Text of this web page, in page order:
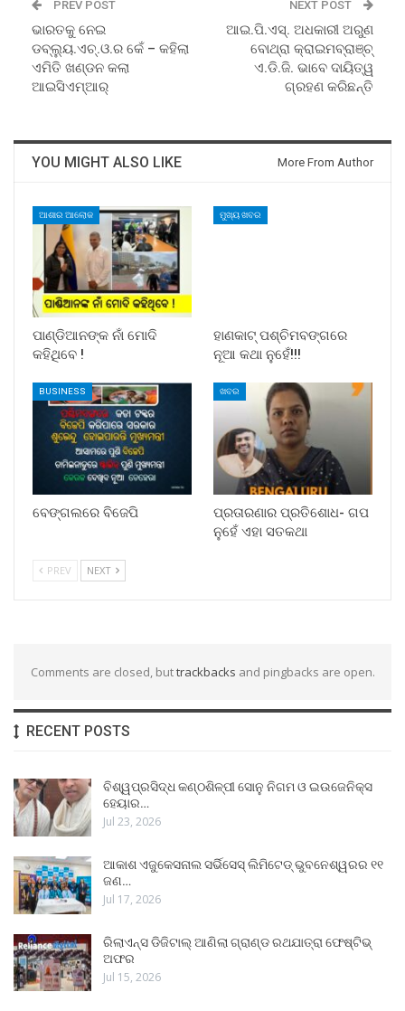
PREV POST
ଭାରତକୁ ନେଇ
ଡବ୍ଲ୍ୟୁ.ଏଚ୍‍.ଓ.ର କେଁ – କହିଲା
ଏମିତି ଖଣ୍ଡନ କଲା
ଆଇସିଏମ୍‌ଆର୍‌
NEXT POST
ଆଇ.ପି.ଏସ୍‍. ଅଧକାରୀ ଅରୁଣ
ବୋଥ୍ରା କ୍ରାଇମବ୍ରାଞ୍ଚ୍‍
ଏ.ଡି.ଜି. ଭାବେ ଦାୟିତ୍ୱ
ଗ୍ରହଣ କରିଛନ୍ତି
YOU MIGHT ALSO LIKE More From Author
ଆଶାର ଆଲୋକ
ପାଣ୍ଡିଆନଙ୍କ ନାଁ ମୋଦି
କହିଥିବେ !
ମୁଖ୍ୟ ଖବର
ହାଣକାଟ୍‌ ପଶ୍ଚିମବଙ୍ଗରେ
ନୂଆ କଥା ନୁହେଁ!!!
BUSINESS
ବେଙ୍ଗଲରେ ବିଜେପି
ଖବର
ପ୍ରତାରଣାର ପ୍ରତିଶୋଧ- ଗପ
ନୁହେଁ ଏହା ସତକଥା
PREV NEXT
Comments are closed, buttrackbacks and pingbacks are open.
RECENT POSTS
ବିଶ୍ୱପ୍ରସିଦ୍ଧ କଣ୍ଠଶିଳ୍ପୀ ସୋନୁ ନିଗମ ଓ ଇଉଜେନିକ୍ସ
ହେୟାର…
Jul 23, 2026
ଆକାଶ ଏଜୁକେସନାଲ ସର୍ଭିସେସ୍ ଲିମିଟେଡ୍ ଭୁବନେଶ୍ୱରର ୧୧
ଜଣ…
Jul 17, 2026
ରିଲାଏନ୍ସ ଡିଜିଟାଲ୍ ଆଣିଲା ଗ୍ରାଣ୍ଡ ରଥଯାତ୍ରା ଫେଷ୍ଟିଭ୍
ଅଫର
Jul 15, 2026